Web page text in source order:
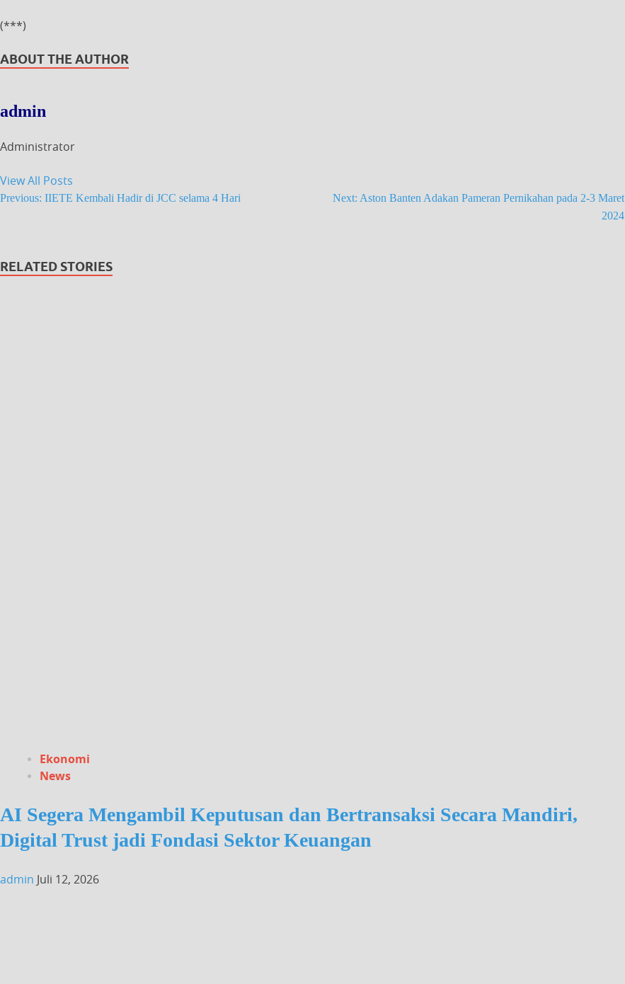
(***)
ABOUT THE AUTHOR
admin
Administrator
View All Posts
Previous: IIETE Kembali Hadir di JCC selama 4 Hari Next: Aston Banten Adakan Pameran Pernikahan pada 2-3 Maret
2024
RELATED STORIES
Ekonomi
News
AI Segera Mengambil Keputusan dan Bertransaksi Secara Mandiri,
Digital Trust jadi Fondasi Sektor Keuangan
admin Juli 12, 2026